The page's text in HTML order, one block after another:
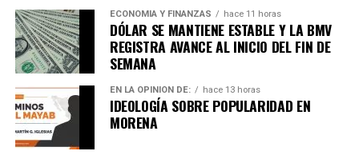
ECONOMÍA Y FINANZAS hace 11 horas
DÓLAR SE MANTIENE ESTABLE Y LA BMV
REGISTRA AVANCE AL INICIO DEL FIN DE
SEMANA
EN LA OPINIÓN DE: hace 13 horas
IDEOLOGÍA SOBRE POPULARIDAD EN
MORENA